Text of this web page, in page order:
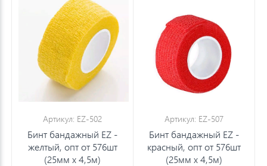
Артикул: EZ-502
Бинт бандажный EZ -
желтый, опт от 576шт
(25мм х 4,5м)
Артикул: EZ-507
Бинт бандажный EZ -
красный, опт от 576шт
(25мм х 4,5м)